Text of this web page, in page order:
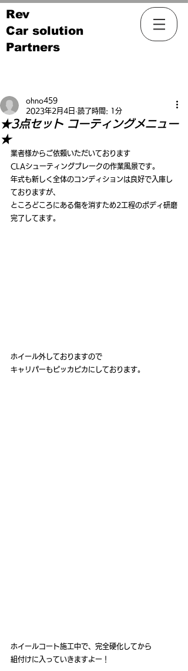
Rev
Car solution
Partners
★3点セット コーティングメニュー
★
ohno459
2023年2月4日 読了時間: 1分
業者様からご依頼いただいております
CLAシューティングブレークの作業風景です。
年式も新しく全体のコンディションは良好で入庫し
ておりますが、
ところどころにある傷を消すため2工程のボディ研磨
完了してます。
ホイール外しておりますので
キャリパーもピッカピカにしております。
ホイールコート施工中で、完全硬化してから
組付けに入っていきますよー！